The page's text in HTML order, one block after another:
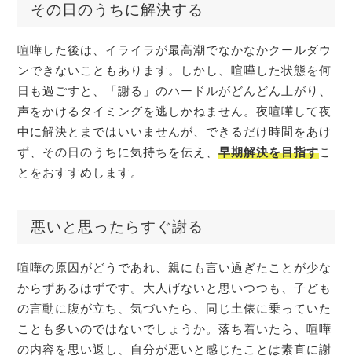
その日のうちに解決する
喧嘩した後は、イライラが最高潮でなかなかクールダウ
ンできないこともあります。しかし、喧嘩した状態を何
日も過ごすと、「謝る」のハードルがどんどん上がり、
声をかけるタイミングを逃しかねません。夜喧嘩して夜
中に解決とまではいいませんが、できるだけ時間をあけ
ず、その日のうちに気持ちを伝え、早期解決を目指すこ
とをおすすめします。
悪いと思ったらすぐ謝る
喧嘩の原因がどうであれ、親にも言い過ぎたことが少な
からずあるはずです。大人げないと思いつつも、子ども
の言動に腹が立ち、気づいたら、同じ土俵に乗っていた
ことも多いのではないでしょうか。落ち着いたら、喧嘩
の内容を思い返し、自分が悪いと感じたことは素直に謝